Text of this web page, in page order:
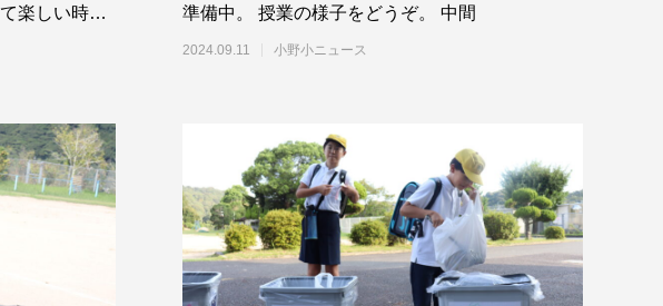
楽しい時間
ス練習、そ
準備中。 授業の様子をどうぞ。 中間
2024.09.11 小野小ニュース